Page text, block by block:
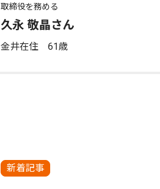
取締役を務める
久永 敬晶さん
金井在住 61歳
新着記事